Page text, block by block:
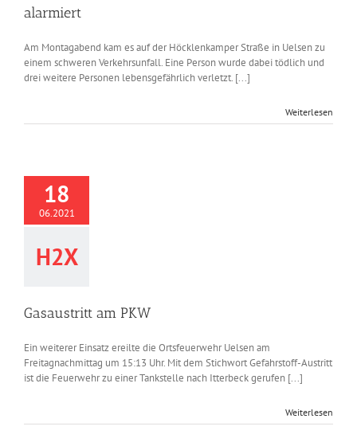
alarmiert
Am Montagabend kam es auf der Höcklenkamper Straße in Uelsen zu
einem schweren Verkehrsunfall. Eine Person wurde dabei tödlich und
drei weitere Personen lebensgefährlich verletzt. [...]
Weiterlesen
18
06.2021
H2X
Gasaustritt am PKW
Ein weiterer Einsatz ereilte die Ortsfeuerwehr Uelsen am
Freitagnachmittag um 15:13 Uhr. Mit dem Stichwort Gefahrstoff-Austritt
ist die Feuerwehr zu einer Tankstelle nach Itterbeck gerufen [...]
Weiterlesen